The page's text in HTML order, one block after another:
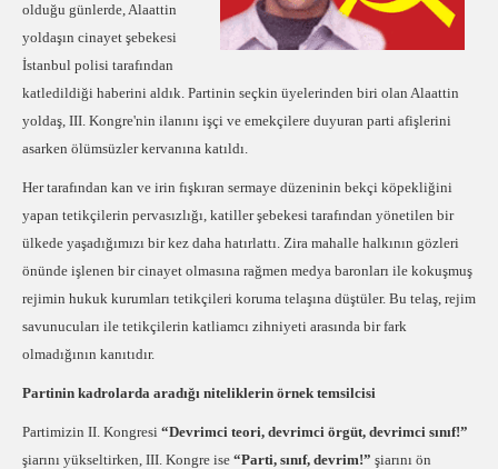
olduğu günlerde, Alaattin
yoldaşın cinayet şebekesi
İstanbul polisi tarafından
katledildiği haberini aldık. Partinin seçkin üyelerinden biri olan Alaattin
yoldaş, III. Kongre'nin ilanını işçi ve emekçilere duyuran parti afişlerini
asarken ölümsüzler kervanına katıldı.
Her tarafından kan ve irin fışkıran sermaye düzeninin bekçi köpekliğini
yapan tetikçilerin pervasızlığı, katiller şebekesi tarafından yönetilen bir
ülkede yaşadığımızı bir kez daha hatırlattı. Zira mahalle halkının gözleri
önünde işlenen bir cinayet olmasına rağmen medya baronları ile kokuşmuş
rejimin hukuk kurumları tetikçileri koruma telaşına düştüler. Bu telaş, rejim
savunucuları ile tetikçilerin katliamcı zihniyeti arasında bir fark
olmadığının kanıtıdır.
Partinin kadrolarda aradığı niteliklerin örnek temsilcisi
Partimizin II. Kongresi “Devrimci teori, devrimci örgüt, devrimci sınıf!”
şiarını yükseltirken, III. Kongre ise “Parti, sınıf, devrim!” şiarını ön